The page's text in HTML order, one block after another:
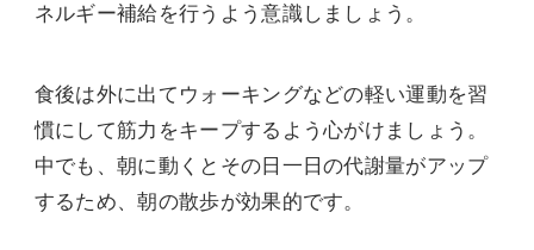
ネルギー補給を行うよう意識しましょう。
食後は外に出てウォーキングなどの軽い運動を習
慣にして筋力をキープするよう心がけましょう。
中でも、朝に動くとその日一日の代謝量がアップ
するため、朝の散歩が効果的です。